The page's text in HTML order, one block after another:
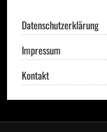
Datenschutzerklärung
Impressum
Kontakt